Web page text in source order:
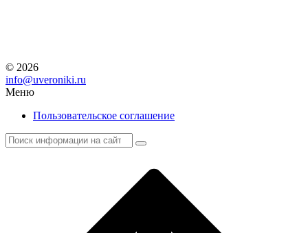
© 2026
info@uveroniki.ru
Меню
Пользовательское соглашение